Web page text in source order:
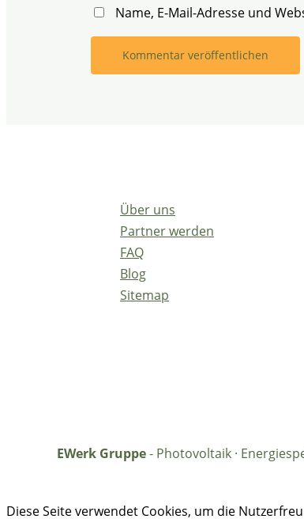
Name, E-Mail-Adresse und
Über uns
Partner werden
FAQ
Blog
Sitemap
EWerk Gruppe- Photovoltaik ·
Diese Seite verwendet Cookies, um die